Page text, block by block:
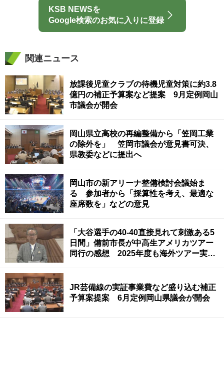
KSB NEWSを
Google検索のお気に入りに登録
関連ニュース
放課後児童クラブの待機児童対策に約3.8
億円の補正予算案など提案 9月定例岡山
市議会が開会
岡山県立高校の再編整備から「笠岡工業
の除外を」 笠岡市議会が意見書可決、
県教委などに提出へ
岡山市の新アリーナ整備検討会議始ま
る 参加者から「採算性を考え、最適な
座席数を」などの意見
「大谷選手の40‐40直接見れて刺激ある5
日間」備前市長が中高生アメリカツアー
同行の感想 2025年度も海外ツアー実施
JR芸備線の実証事業費など盛り込む補正
予算案提案 6月定例岡山県議会が開会